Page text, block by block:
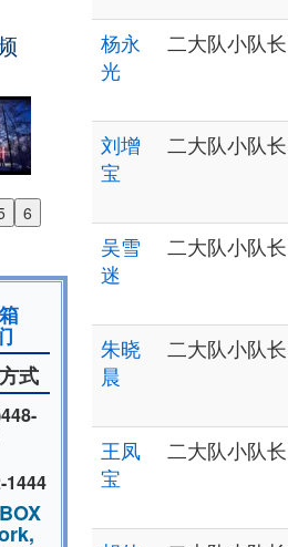
6
式
1444
杨永
光
二大队小队长
刘增
宝
二大队小队长
吴雪
迷
二大队小队长
朱晓
晨
二大队小队长
王凤
宝
二大队小队长